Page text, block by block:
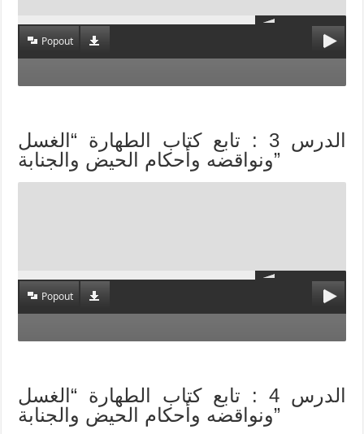
Popout
الدرس 3 : تابع كتاب الطهارة “الغسل
ونواقضه وأحكام الحيض والجنابة”
Popout
الدرس 4 : تابع كتاب الطهارة “الغسل
ونواقضه وأحكام الحيض والجنابة”